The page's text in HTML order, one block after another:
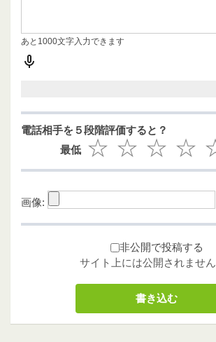
あと1000文字入力できます
電話相手を５段階評価すると？
最低
画像:
非公開で投稿する
サイト上には公開されません